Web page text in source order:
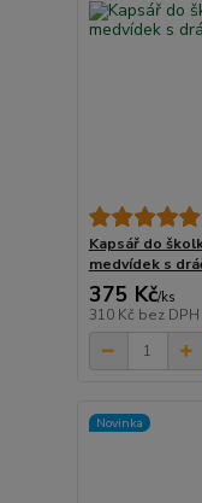
Kapsář do
medvídek s
375 Kč/ks
310 Kč bez DPH
Novinka